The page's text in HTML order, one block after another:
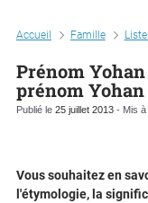
Accueil Famille
Prénom
prénom Yohan
Publié le 25 juillet 2013 - Mis à
Vous souhaitez en
l'étymologie, la